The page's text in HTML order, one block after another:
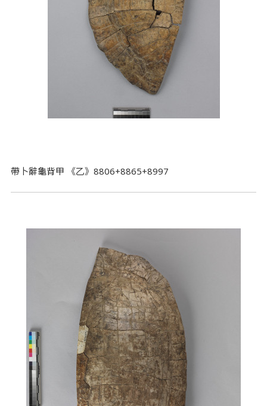
帶卜辭龜背甲 《乙》8806+8865+8997